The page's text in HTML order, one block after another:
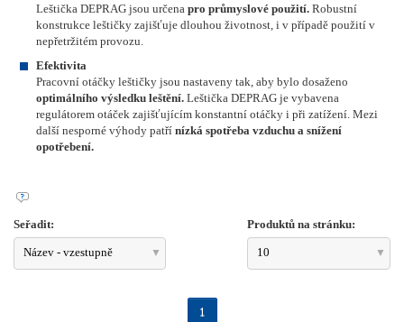
Leštička DEPRAG jsou určena pro průmyslové použití. Robustní
konstrukce leštičky zajišťuje dlouhou životnost, i v případě použití v
nepřetržitém provozu.
Efektivita
Pracovní otáčky leštičky jsou nastaveny tak, aby bylo dosaženo
optimálního výsledku leštění. Leštička DEPRAG je vybavena
regulátorem otáček zajišťujícím konstantní otáčky i při zatížení. Mezi
další nesporné výhody patří nízká spotřeba vzduchu a snížení
opotřebení.
Seřadit:
Název - vzestupně
Produktů na stránku:
10
1